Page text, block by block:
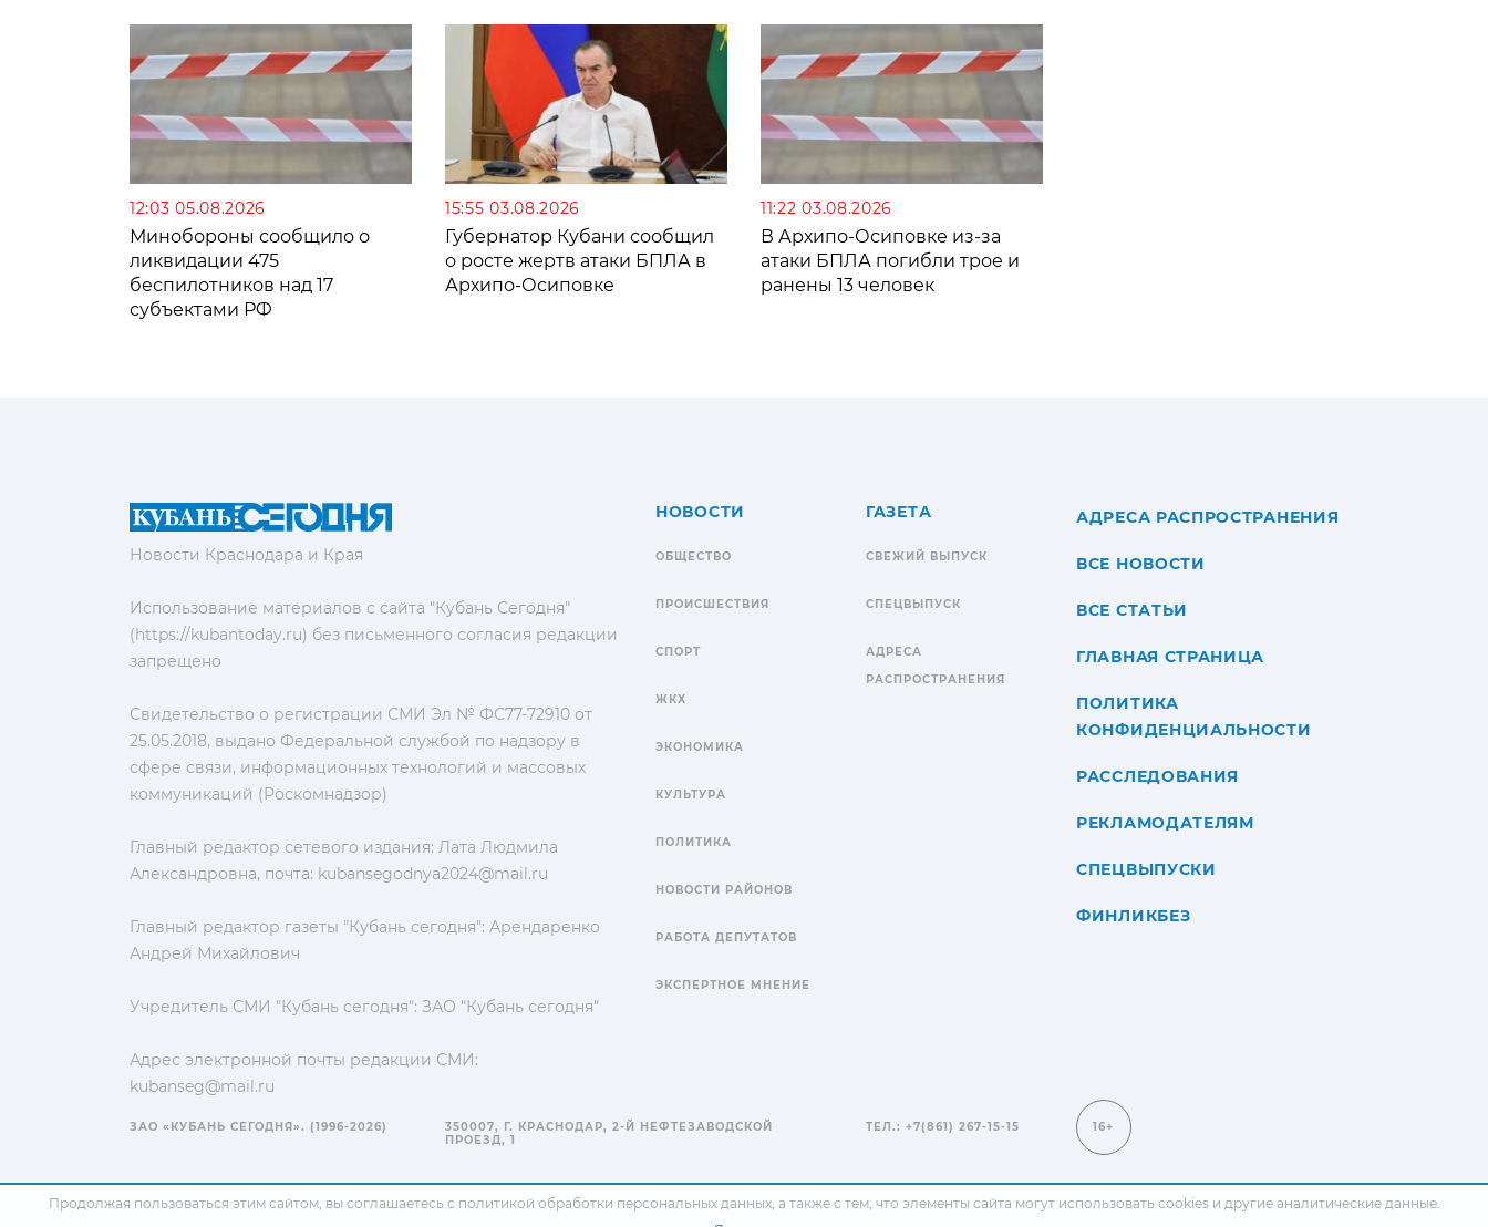
12:03 05.08.2026
Минобороны сообщило о
ликвидации 475
беспилотников над 17
субъектами РФ
15:55 03.08.2026
Губернатор Кубани сообщил
о росте жертв атаки БПЛА в
Архипо-Осиповке
11:22 03.08.2026
В Архипо-Осиповке из-за
атаки БПЛА погибли трое и
ранены 13 человек
Новости Краснодара и Края
Использование материалов с сайта "Кубань Сегодня"
(https://kubantoday.ru) без письменного согласия редакции
запрещено
Свидетельство о регистрации СМИ Эл № ФС77-72910 от
25.05.2018, выдано Федеральной службой по надзору в
сфере связи, информационных технологий и массовых
коммуникаций (Роскомнадзор)
Главный редактор сетевого издания: Лата Людмила
Александровна, почта: kubansegodnya2024@mail.ru
Главный редактор газеты "Кубань сегодня": Арендаренко
Андрей Михайлович
Учредитель СМИ "Кубань сегодня": ЗАО "Кубань сегодня"
Адрес электронной почты редакции СМИ:
kubanseg@mail.ru
НОВОСТИ
ОБЩЕСТВО
ПРОИСШЕСТВИЯ
СПОРТ
ЖКХ
ЭКОНОМИКА
КУЛЬТУРА
ПОЛИТИКА
НОВОСТИ РАЙОНОВ
РАБОТА ДЕПУТАТОВ
ЭКСПЕРТНОЕ МНЕНИЕ
ГАЗЕТА
СВЕЖИЙ ВЫПУСК
СПЕЦВЫПУСК
АДРЕСА
РАСПРОСТРАНЕНИЯ
АДРЕСА РАСПРОСТРАНЕНИЯ
ВСЕ НОВОСТИ
ВСЕ СТАТЬИ
ГЛАВНАЯ СТРАНИЦА
ПОЛИТИКА
КОНФИДЕНЦИАЛЬНОСТИ
РАССЛЕДОВАНИЯ
РЕКЛАМОДАТЕЛЯМ
СПЕЦВЫПУСКИ
ФИНЛИКБЕЗ
ЗАО «КУБАНЬ СЕГОДНЯ». (1996-2026)
350007, Г. КРАСНОДАР, 2-Й НЕФТЕЗАВОДСКОЙ
ПРОЕЗД, 1
ТЕЛ.: +7(861) 267-15-15 16+
Продолжая пользоваться этим сайтом, вы соглашаетесь с политикой обработки персональных данных, а также с тем, что элементы сайта могут использовать cookies и другие аналитические данные.